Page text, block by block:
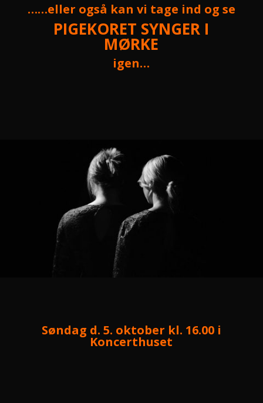
……eller også kan vi tage ind og se
PIGEKORET SYNGER I
MØRKE
igen…
Søndag d. 5. oktober kl. 16.00 i
Koncerthuset